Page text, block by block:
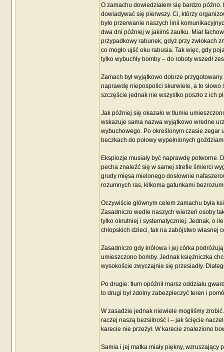
O zamachu dowiedziałem się bardzo
dowiadywać się pierwszy. Ci, którzy
było przerwanie naszych linii
dwa dni później w jakimś zaułku. Miał
przypadkowy rabunek, gdyż przy zwłokach
co mogło ujść oku rabusia. Tak więc, gdy
tylko wybuchły bomby – do roboty wszedł
Zamach był wyjątkowo dobrze
naprawdę niepospolici skurwiele, a to
szczęście jednak nie wszystko poszło z ich
Jak później się okazało w tłumie
wskazuje sama nazwa wyjątkowo wredne
wybuchowego. Po określonym czasie zegar
beczkach do połowy wypełnionych
Eksplozje musiały być naprawdę potworne.
pecha znaleźć się w samej strefie śmierci
grudy mięsa mielonego dosłownie
rozumnych ras, kilkoma gatunkami
Oczywiście głównym celem zamachu była
Zasadniczo wedle naszych wierzeń osoby
tylko okrutniej i systematyczniej. Jednak, o
chłopskich dzieci, tak na zabójstwo własnej
Zasadniczo gdy królowa i jej córka
umieszczono bomby. Jednak księżniczka
wysokoście zwyczajnie się przesiadły.
Po drugie: tłum opóźnił marsz oddziału
to drugi był zdolny zabezpieczyć teren i
W zasadzie jednak niewiele mogliśmy
raczej naszą bezsilność i – jak ścięcie
karecie nie przeżył. W karecie znaleziono
Samia i jej matka miały piękny, wzruszający